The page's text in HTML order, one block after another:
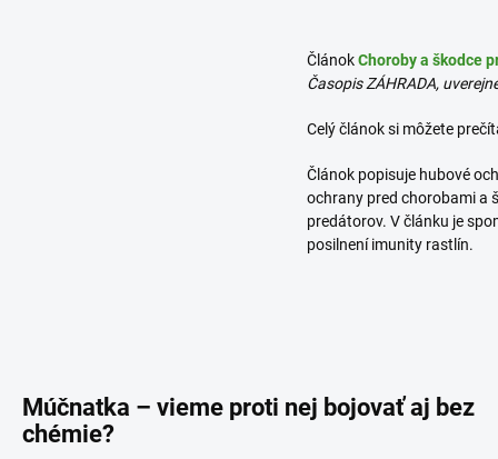
ČlánokChoroby a škodce
Časopis ZÁHRADA,
Celý článok si môžete
Článok popisuje hubové
ochrany pred chorobami a
predátorov. V článku je
posilnení imunity rastlín.
Múčnatka – vieme proti nej bojovať aj bez
chémie?